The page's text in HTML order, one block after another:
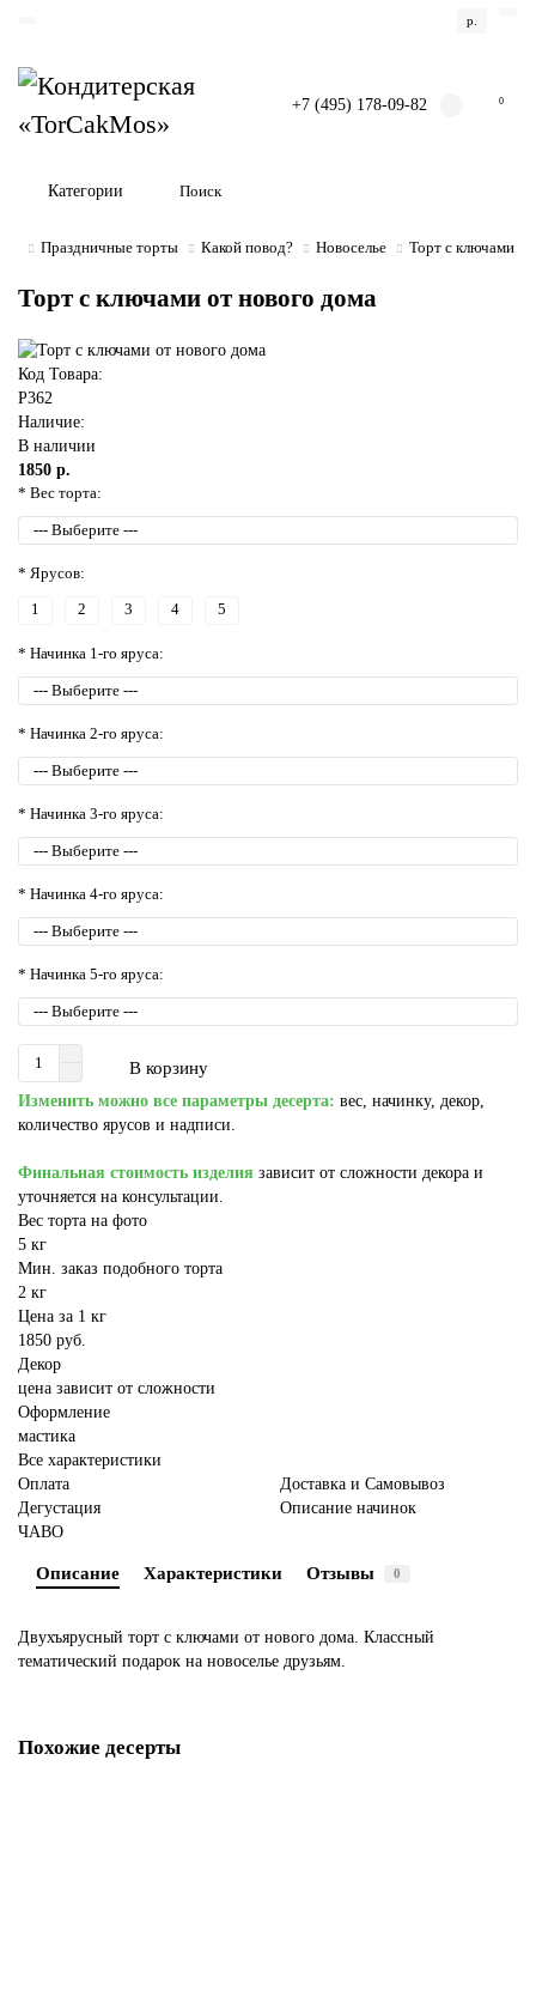
р.
+7 (495) 178-09-82 0
Категории
Праздничные торты Какой повод? Новоселье Торт с ключами
Торт с ключами от нового дома
Код Товара:
P362
Наличие:
В наличии
1850 р.
* Вес торта:
* Ярусов:
1 2 3 4 5
* Начинка 1-го яруса:
* Начинка 2-го яруса:
* Начинка 3-го яруса:
* Начинка 4-го яруса:
* Начинка 5-го яруса:
В корзину
Изменить можно все параметры десерта: вес, начинку, декор,
количество ярусов и надписи.
Финальная стоимость изделия зависит от сложности декора и
уточняется на консультации.
Вес торта на фото
5 кг
Мин. заказ подобного торта
2 кг
Цена за 1 кг
1850 руб.
Декор
цена зависит от сложности
Оформление
мастика
Все характеристики
Оплата
Доставка и Самовывоз
Дегустация
Описание начинок
ЧАВО
Описание Характеристики Отзывы 0
Двухъярусный торт с ключами от нового дома. Классный
тематический подарок на новоселье друзьям.
Похожие десерты